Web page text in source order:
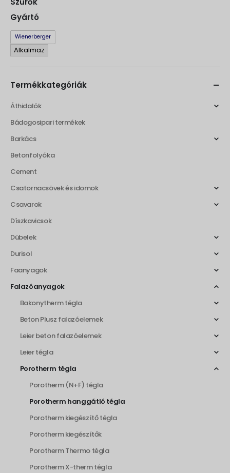
Gyártó
Gyártó
Wienerberger
Alkalmaz
Termékkategóriák
Áthidalók
Bádogosipari termékek
Barkács
Betonfolyóka
Cement
Csatornacsövek és idomok
Csavarok
Díszkavicsok
Dübelek
Durisol
Faanyagok
Falazóanyagok
Bakonytherm tégla
Beton Plusz falazóelemek
Leier beton falazóelemek
Leier tégla
Porotherm tégla
Porotherm (N+F) tégla
Porotherm hanggátló tégla
Porotherm kiegészítő tégla
Porotherm kiegészítők
Porotherm Thermo tégla
Porotherm X-therm tégla